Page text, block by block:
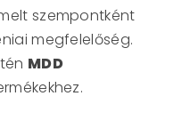
szempontként
megfelelőség.
MDD